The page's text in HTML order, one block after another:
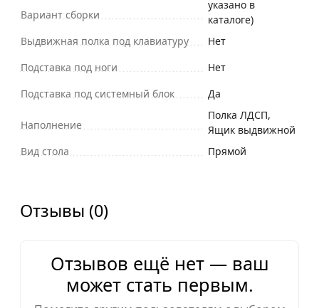
Вариант сборки
указано в
каталоге)
Выдвижная полка под клавиатуру
Нет
Подставка под ноги
Нет
Подставка под системный блок
Да
Наполнение
Полка ЛДСП,
Ящик выдвижной
Вид стола
Прямой
Отзывы (0)
Отзывов ещё нет — ваш
может стать первым.